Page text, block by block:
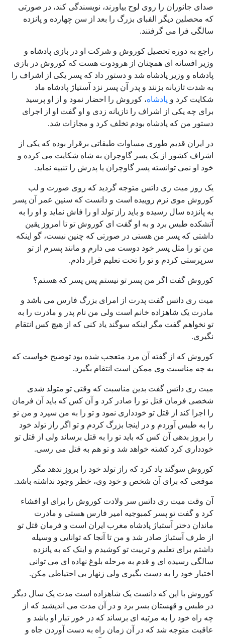
صدای جانوران را روی لوح بیاورند، نویسندگی کند، در صورتی
که محصلین دیگر الفبای بزرگ را بعد از سن چهارده و پانزده
سالگی فرا می گرفتند.
راجع به دوره تحصیل کوروش و شرکت او در بازی پادشاه و
وزیر افسانه ای همچنان از هرودوت هست که کوروش در بازی
پادشاه و وزیر پادشاه شد و دستور داد که پسر یکی از اشراف را
به شدت تازیانه بزنند و پدر آن پسر نزد آستیاژ پادشاه ماد
شکایت کرد و پادشاه، کوروش را احضار نمود و از او پرسید
برای چه یکی از اشراف را تازیانه زدی و او گفت او از اجرای
دستور من که پادشاه بودم تخلف کرد و مجازات شد.
در ایران قدیم طوری مساوات طبقاتی برقرار بوده که یکی از
اشراف کشور از یک پسر گاوچران به شاه شکایت می کرده و
خود او نمی توانسته پسر گاوچران یا پدرش را تنبیه نماید.
یک روز میت ری داتس متوجه گردید که روی صورت و لب
کوروش موی نرم روییده است و دانست که سنین عمر آن پسر
به پانزده سال رسیده و باید راز تولد او را فاش نماید و او را به
آتشکده طبس برد و به او گفت ای کوروش تو تا امروز یقین
داشتی که پسر من هستی در صورتی که چنین نیست، گو اینکه
من تو را مثل پسر خود دوست می دارم و مانند پسرم از تو
سرپرستی کردم و تو را تحت تعلیم قرار دادم.
کوروش گفت اگر من پسر تو نیستم پس پسر که هستم؟
میت ری داتس گفت پدرت از امرای بزرگ فارس می باشد و
مادرت یک شاهزاده خانم است ولی من نام پدر و مادرت را به
تو نخواهم گفت مگر اینکه سوگند یاد کنی که از هیچ کس انتقام
نگیری.
کوروش که از گفته آن مرد متعجب شده بود توضیح خواست که
به چه مناسبت وی ممکن است انتقام بگیرد.
میت ری داتس گفت بدین مناسبت که وقتی تو متولد شدی
شخصی فرمان قتل تو را صادر کرد و آن کس که باید آن فرمان
را اجرا کند از قتل تو خودداری نمود و تو را به من سپرد و من تو
را به طبس آوردم و در اینجا بزرگ کردم و تو اگر راز تولد خود
را بروز بدهی آن کس که باید تو را به قتل برساند ولی از قتل تو
خودداری کرد کشته خواهد شد و تو هم به قتل می رسی.
کوروش سوگند یاد کرد که راز تولد خود را بروز ندهد مگر
موقعی که برای آن شخص و خود وی، خطر وجود نداشته باشد.
آن وقت میت ری داتس سر ولادت کوروش را برای او افشاء
کرد و گفت تو پسر کمبوجیه امیر فارس هستی و مادرت
ماندان دختر آستیاژ پادشاه مغرب ایران است و فرمان قتل تو
از طرف آستیاژ صادر شد و من تا آنجا که توانایی و وسیله
داشتم برای تعلیم و تربیت تو کوشیدم و اینک که به پانزده
سالگی رسیده ای و قدم به مرحله بلوغ نهاده ای می توانی
اختیار خود را به دست بگیری ولی زنهار بی احتیاطی مکن.
کوروش با این که دانست یک شاهزاده است مدت یک سال دیگر
در طبس و قهستان بسر برد و در آن مدت می اندیشید که از
چه راه خود را به مرتبه ای برساند که در خور تبار او باشد و
عاقبت متوجه شد که در آن زمان راه به دست آوردن جاه و